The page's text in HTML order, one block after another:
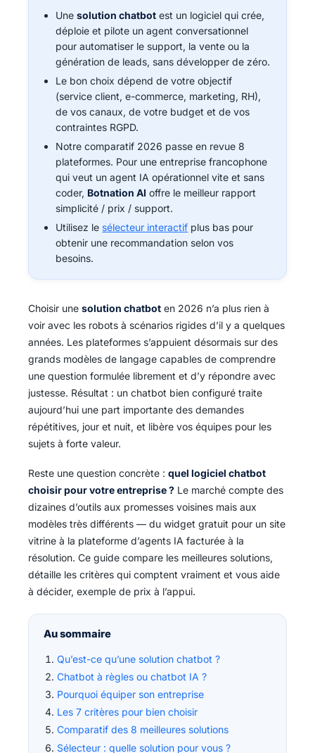
Unesolution chatbot est un logiciel qui crée,
déploie et pilote un agent conversationnel
pour automatiser le support, la vente ou la
génération de leads, sans développer de zéro.
Le bon choix dépend de votre objectif
(service client, e-commerce, marketing, RH),
de vos canaux, de votre budget et de vos
contraintes RGPD.
Notre comparatif 2026 passe en revue 8
plateformes. Pour une entreprise francophone
qui veut un agent IA opérationnel vite et sans
coder, Botnation AI offre le meilleur rapport
simplicité / prix / support.
Utilisez le sélecteur interactif plus bas pour
obtenir une recommandation selon vos
besoins.
Choisir une solution chatbot en 2026 n’a plus rien à
voir avec les robots à scénarios rigides d’il y a quelques
années. Les plateformes s’appuient désormais sur des
grands modèles de langage capables de comprendre
une question formulée librement et d’y répondre avec
justesse. Résultat : un chatbot bien configuré traite
aujourd’hui une part importante des demandes
répétitives, jour et nuit, et libère vos équipes pour les
sujets à forte valeur.
Reste une question concrète : quel logiciel chatbot
choisir pour votre entreprise ? Le marché compte des
dizaines d’outils aux promesses voisines mais aux
modèles très différents — du widget gratuit pour un site
vitrine à la plateforme d’agents IA facturée à la
résolution. Ce guide compare les meilleures solutions,
détaille les critères qui comptent vraiment et vous aide
à décider, exemple de prix à l’appui.
Au sommaire
Qu’est-ce qu’une solution chatbot ?
Chatbot à règles ou chatbot IA ?
Pourquoi équiper son entreprise
Les 7 critères pour bien choisir
Comparatif des 8 meilleures solutions
Sélecteur : quelle solution pour vous ?